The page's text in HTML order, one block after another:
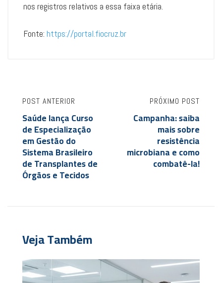
nos registros relativos a essa faixa etária.
Fonte: https://portal.fiocruz.br
POST ANTERIOR
Saúde lança Curso
de Especialização
em Gestão do
Sistema Brasileiro
de Transplantes de
Órgãos e Tecidos
PRÓXIMO POST
Campanha: saiba
mais sobre
resistência
microbiana e como
combatê-la!
Veja Também